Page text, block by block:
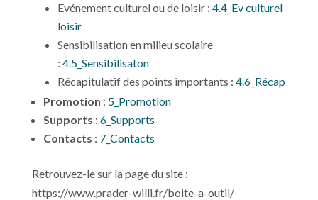
Evénement culturel ou de loisir : 4.4_Ev culturel
loisir
Sensibilisation en milieu scolaire
: 4.5_Sensibilisaton
Récapitulatif des points importants : 4.6_Récap
Promotion : 5_Promotion
Supports : 6_Supports
Contacts : 7_Contacts
Retrouvez-le sur la page du site :
https://www.prader-willi.fr/boite-a-outil/